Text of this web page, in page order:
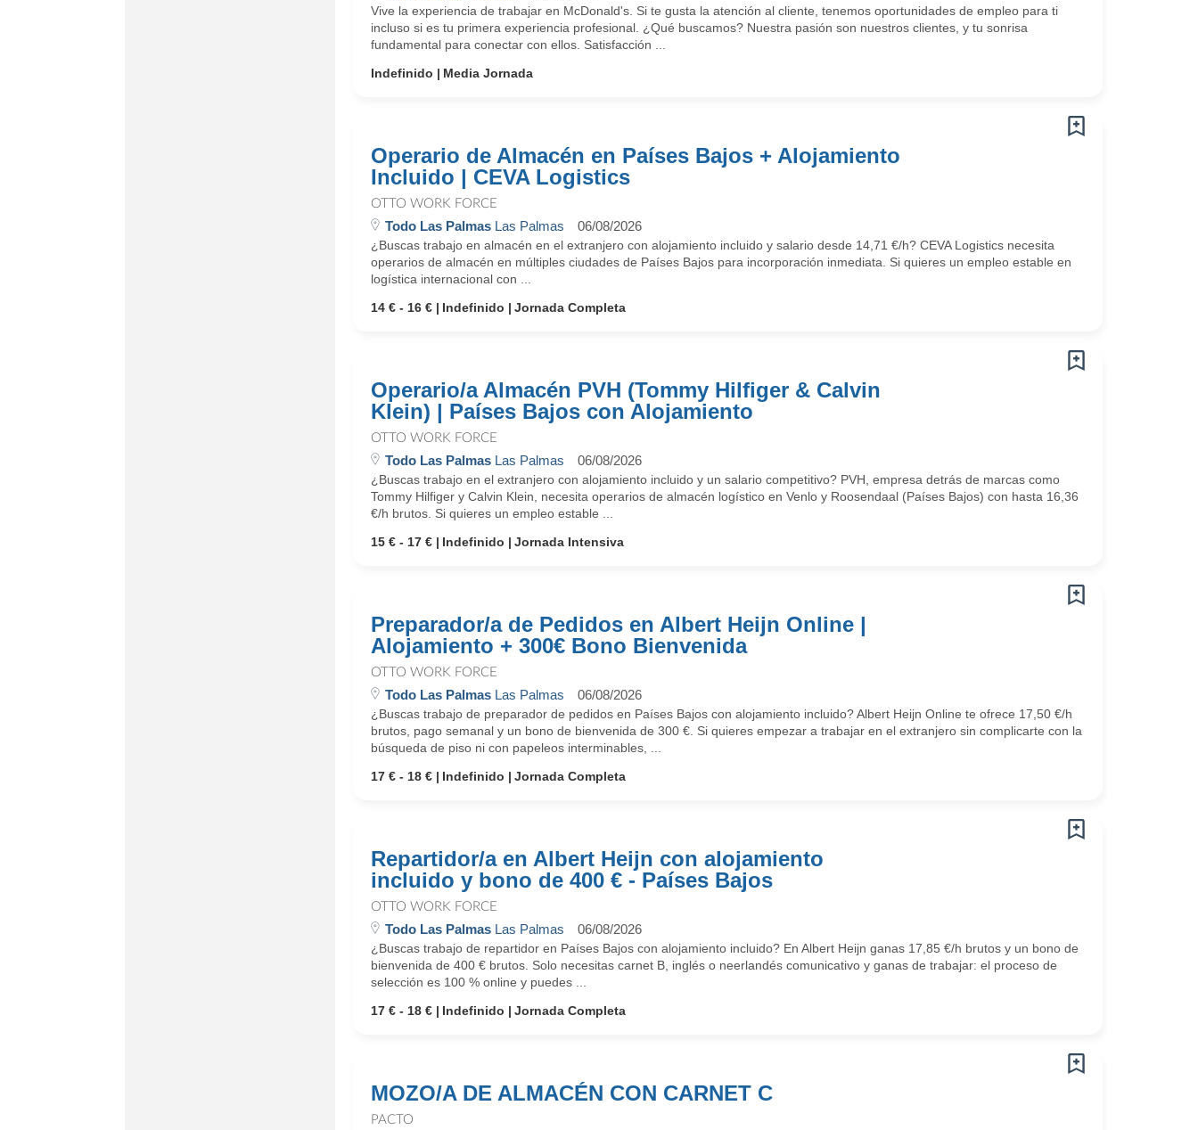
Vive la experiencia de trabajar en McDonald's. Si te gusta la atención al cliente, tenemos oportunidades de empleo para ti
incluso si es tu primera experiencia profesional. ¿Qué buscamos? Nuestra pasión son nuestros clientes, y tu sonrisa
fundamental para conectar con ellos. Satisfacción ...
Indefinido
Media Jornada
Operario de Almacén en Países Bajos + Alojamiento
Incluido | CEVA Logistics
OTTO WORK FORCE
Todo Las PalmasLas Palmas 06/08/2026
¿Buscas trabajo en almacén en el extranjero con alojamiento incluido y salario desde 14,71 €/h? CEVA Logistics necesita
operarios de almacén en múltiples ciudades de Países Bajos para incorporación inmediata. Si quieres un empleo estable en
logística internacional con ...
14 € - 16 €
Indefinido Jornada Completa
Operario/a Almacén PVH (Tommy Hilfiger & Calvin
Klein) | Países Bajos con Alojamiento
OTTO WORK FORCE
Todo Las PalmasLas Palmas 06/08/2026
¿Buscas trabajo en el extranjero con alojamiento incluido y un salario competitivo? PVH, empresa detrás de marcas como
Tommy Hilfiger y Calvin Klein, necesita operarios de almacén logístico en Venlo y Roosendaal (Países Bajos) con hasta 16,36
€/h brutos. Si quieres un empleo estable ...
15 € - 17 €
Indefinido Jornada Intensiva
Preparador/a de Pedidos en Albert Heijn Online |
Alojamiento + 300€ Bono Bienvenida
OTTO WORK FORCE
Todo Las PalmasLas Palmas 06/08/2026
¿Buscas trabajo de preparador de pedidos en Países Bajos con alojamiento incluido? Albert Heijn Online te ofrece 17,50 €/h
brutos, pago semanal y un bono de bienvenida de 300 €. Si quieres empezar a trabajar en el extranjero sin complicarte con la
búsqueda de piso ni con papeleos interminables, ...
17 € - 18 €
Indefinido Jornada Completa
Repartidor/a en Albert Heijn con alojamiento
incluido y bono de 400 € - Países Bajos
OTTO WORK FORCE
Todo Las PalmasLas Palmas 06/08/2026
¿Buscas trabajo de repartidor en Países Bajos con alojamiento incluido? En Albert Heijn ganas 17,85 €/h brutos y un bono de
bienvenida de 400 € brutos. Solo necesitas carnet B, inglés o neerlandés comunicativo y ganas de trabajar: el proceso de
selección es 100 % online y puedes ...
17 € - 18 €
Indefinido Jornada Completa
MOZO/A DE ALMACÉN CON CARNET C
PACTO